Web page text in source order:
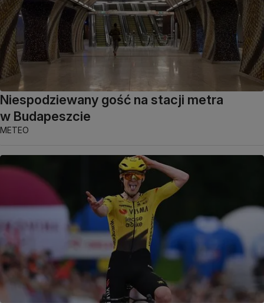
Niespodziewany gość na stacji metra
w Budapeszcie
METEO